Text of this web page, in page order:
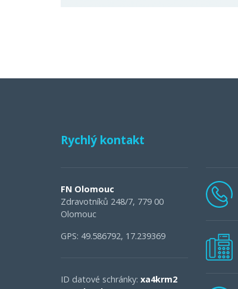
Rychlý kontakt
FN Olomouc
Zdravotníků 248/7, 779 00
Olomouc
GPS: 49.586792, 17.239369
ID datové schránky: xa4krm2